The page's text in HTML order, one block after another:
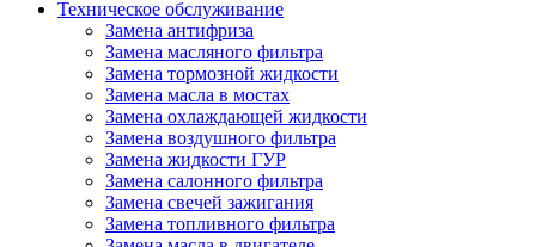
Техническое обслуживание
Замена антифриза
Замена масляного фильтра
Замена тормозной жидкости
Замена масла в мостах
Замена охлаждающей жидкости
Замена воздушного фильтра
Замена жидкости ГУР
Замена салонного фильтра
Замена свечей зажигания
Замена топливного фильтра